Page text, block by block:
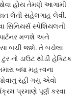
હોય તેમણે આગામી
લેતી સહેલગાહ લેવી.
સ્પેશિયલની
મળશે અને
બચી જશે. તે બચેલા
નો ડાઉટ થોડી હેક્ટિક
બધા મહત્ત્વના
રહી ગયુ એવો
પ્રમાણે પૂર્ણ કરવા